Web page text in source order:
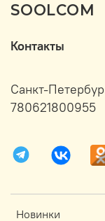
SOOLCOM
Новинки
Контакты
Санкт-
780621800955